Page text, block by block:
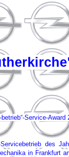
Service-Award
des
in Frankfurt